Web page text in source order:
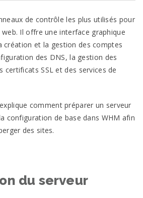
de contrôle les plus utilisés pour
Il offre une interface graphique
création et la gestion des comptes
des DNS, la gestion des
certificats SSL et des services de
comment préparer un serveur
configuration de base dans WHM afin
des sites.
du serveur